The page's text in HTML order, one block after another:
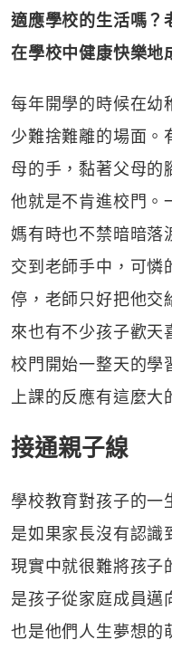
適應學校的生活嗎？
在學校中健康快樂地
每年開學的時候在幼
少難捨難離的場面。
母的手，黏著父母的
他就是不肯進校門。
媽有時也不禁暗暗落
交到老師手中，可憐
停，老師只好把他交
來也有不少孩子歡天
校門開始一整天的學
上課的反應有這麼大
接通親子線
學校教育對孩子的一
是如果家長沒有認識
現實中就很難將孩子
是孩子從家庭成員邁
也是他們人生夢想的